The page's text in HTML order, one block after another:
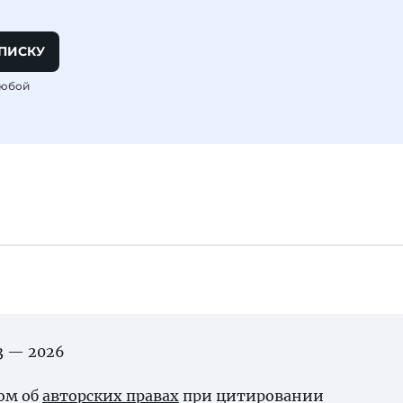
— 2026
об авторских правах при цитировании